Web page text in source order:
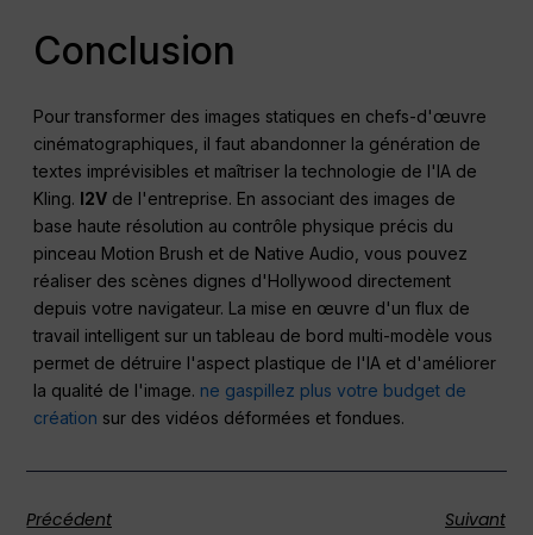
Conclusion
Pour transformer des images statiques en chefs-d'œuvre
cinématographiques, il faut abandonner la génération de
textes imprévisibles et maîtriser la technologie de l'IA de
Kling. I2V de l'entreprise. En associant des images de
base haute résolution au contrôle physique précis du
pinceau Motion Brush et de Native Audio, vous pouvez
réaliser des scènes dignes d'Hollywood directement
depuis votre navigateur. La mise en œuvre d'un flux de
travail intelligent sur un tableau de bord multi-modèle vous
permet de détruire l'aspect plastique de l'IA et d'améliorer
la qualité de l'image. ne gaspillez plus votre budget de
création sur des vidéos déformées et fondues.
Précédent Suivant